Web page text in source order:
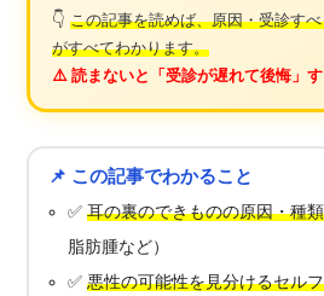
👇 この記事を読めば、原因・受診す
がすべてわかります。
⚠️ 読まないと「受診が遅れて後悔」
📌 この記事でわかること
✅耳の裏のできものの原因・種類
脂肪腫など）
✅悪性の可能性を見分けるセル